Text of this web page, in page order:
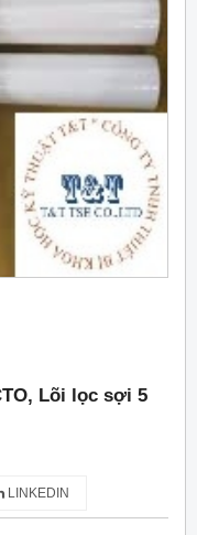
Lõi lọc sợi 5
LINKEDIN